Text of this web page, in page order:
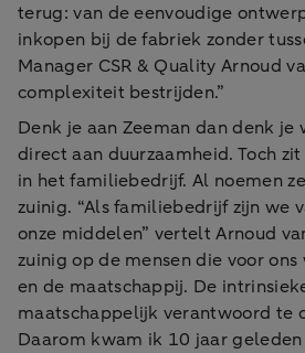
terug: van de eenvoudige
inkopen bij de fabriek zonder
Manager CSR & Quality Arnoud
complexiteit bestrijden.”
Denk je aan Zeeman dan denk je
direct aan duurzaamheid. Toch
in het familiebedrijf. Al noemen
zuinig. “Als familiebedrijf zijn we
onze middelen” vertelt Arnoud
zuinig op de mensen die voor
en de maatschappij. De
maatschappelijk verantwoord te
Daarom kwam ik 10 jaar